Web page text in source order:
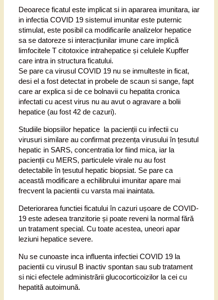
Deoarece ficatul este implicat si in apararea imunitara, iar
in infectia COVID 19 sistemul imunitar este puternic
stimulat, este posibil ca modificarile analizelor hepatice
sa se datoreze si interacțiunilar imune care implică
limfocitele T citotoxice intrahepatice și celulele Kupffer
care intra in structura ficatului.
Se pare ca virusul COVID 19 nu se inmulteste in ficat,
desi el a fost detectat in probele de scaun si sange, fapt
care ar explica si de ce bolnavii cu hepatita cronica
infectati cu acest virus nu au avut o agravare a bolii
hepatice (au fost 42 de cazuri).
Studiile biopsiilor hepatice la pacienții cu infectii cu
virusuri similare au confirmat prezența virusului în țesutul
hepatic in SARS, concentratia lor fiind mica, iar la
pacienții cu MERS, particulele virale nu au fost
detectabile în țesutul hepatic biopsiat. Se pare ca
această modificare a echilibrului imunitar apare mai
frecvent la pacientii cu varsta mai inaintata.
Deteriorarea functiei ficatului în cazuri ușoare de COVID-
19 este adesea tranzitorie și poate reveni la normal fără
un tratament special. Cu toate acestea, uneori apar
leziuni hepatice severe.
Nu se cunoaste inca influenta infectiei COVID 19 la
pacientii cu virusul B inactiv spontan sau sub tratament
si nici efectele administrării glucocorticoizilor la cei cu
hepatită autoimună.